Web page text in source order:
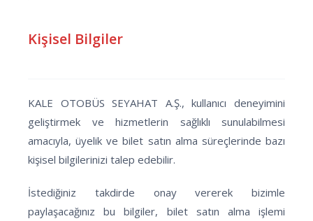
Kişisel Bilgiler
KALE OTOBÜS SEYAHAT A.Ş., kullanıcı deneyimini
geliştirmek ve hizmetlerin sağlıklı sunulabilmesi
amacıyla, üyelik ve bilet satın alma süreçlerinde bazı
kişisel bilgilerinizi talep edebilir.
İstediğiniz takdirde onay vererek bizimle
paylaşacağınız bu bilgiler, bilet satın alma işlemi